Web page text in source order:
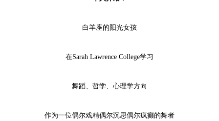
白羊座的阳光女孩
在Sarah Lawrence College学习
舞蹈、哲学、心理学方向
作为一位偶尔戏精偶尔沉思偶尔疯癫的舞者